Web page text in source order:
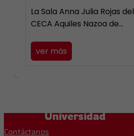
La Sala Anna Julia Rojas del
CECA Aquiles Nazoa de…
ver más
Universidad
Contáctanos